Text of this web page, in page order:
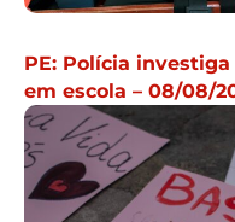
PE: Polícia
em escola – 08/08/